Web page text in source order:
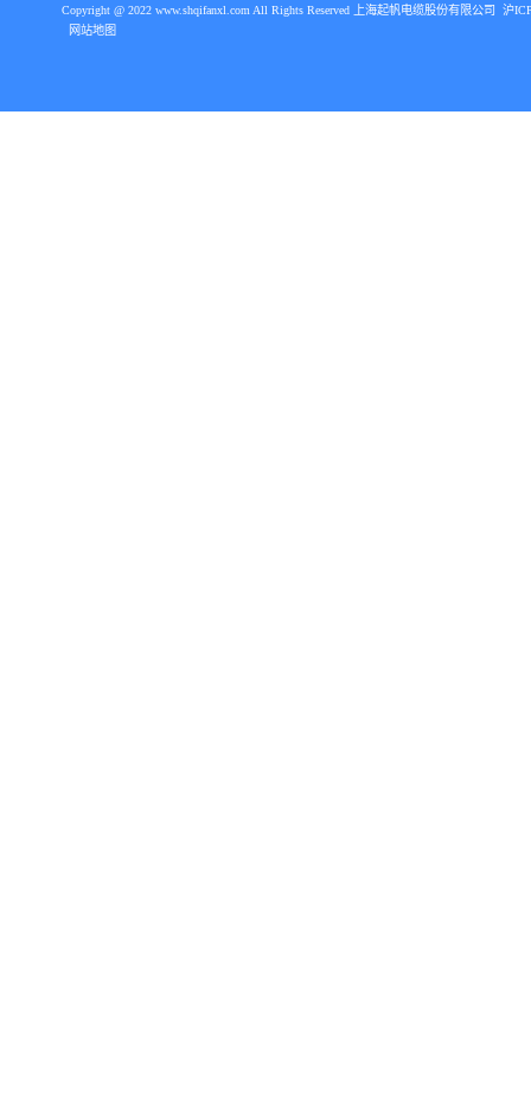
矿物绝缘电缆BTLY 防火电缆BBTRZ
Copyright @ 2022 www.shqifanxl.com All Rights Reserved 上海起帆电缆股份有限公司
沪
网站地图